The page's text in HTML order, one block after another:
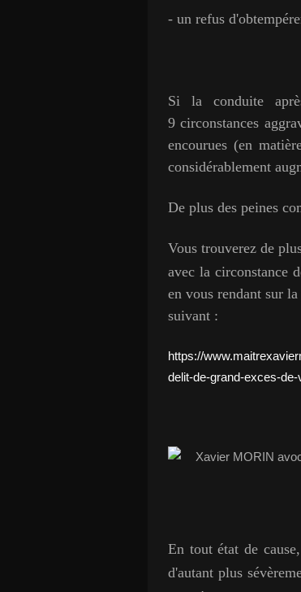
- un refus
Si la conduite
9 circonstances
encourues (en
considérablement
De plus des peines
Vous trouverez de
avec la circonstance
en vous rendant sur
suivant :
https://
delit-de-grand-exces-
En tout état de
d'autant plus